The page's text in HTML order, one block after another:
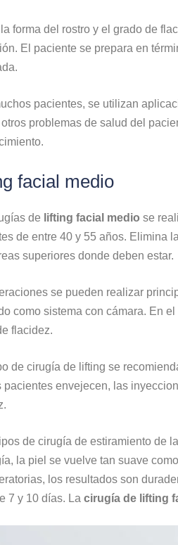
forma del rostro y el grado de
El paciente se prepara en
pacientes, se utilizan
problemas de salud del
facial medio
de lifting facial medio se
de entre 40 y 55 años. Elimina
superiores donde deben estar.
se pueden realizar
como sistema con cámara. En
flacidez.
de cirugía de lifting se
pacientes envejecen, las
de cirugía de estiramiento de
la piel se vuelve tan suave
los resultados son
7 y 10 días. La cirugía de lifting